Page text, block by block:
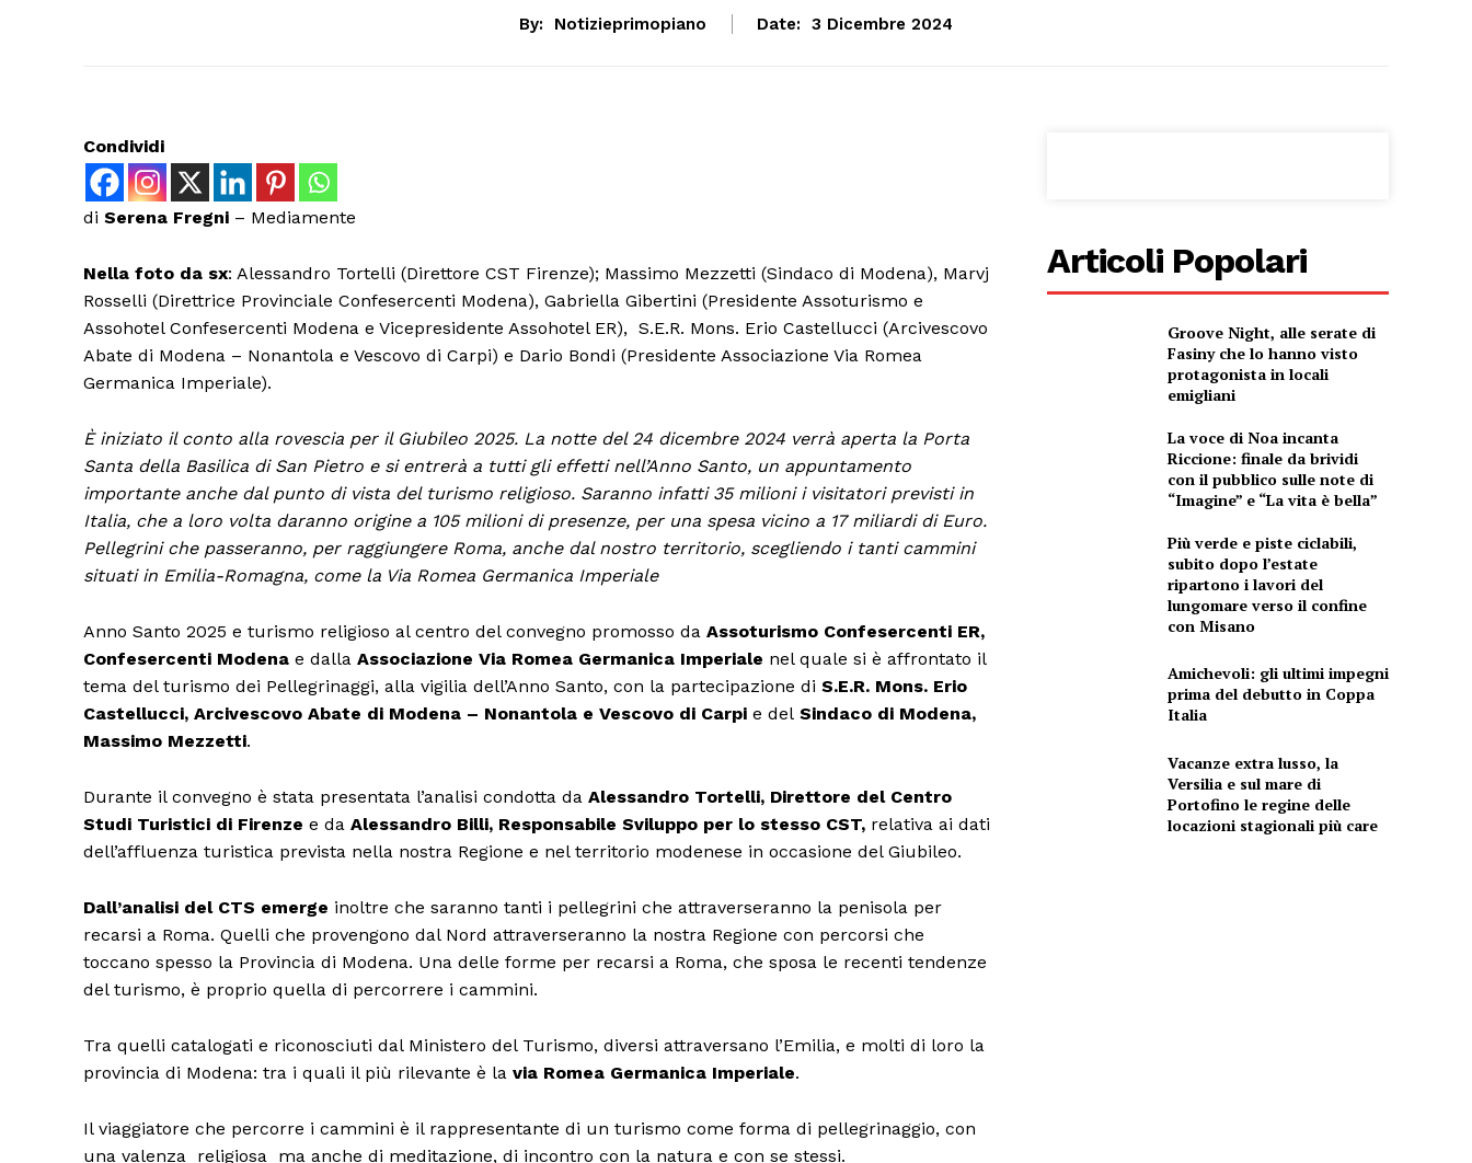
Menu
AREEINTERNE
By: Notizieprimopiano Date: 3 Dicembre 2024
Condividi
di Serena Fregni – Mediamente
Nella foto da sx: Alessandro Tortelli (Direttore CST Firenze); Massimo Mezzetti (Sindaco di Modena), Marvj
Rosselli (Direttrice Provinciale Confesercenti Modena), Gabriella Gibertini (Presidente Assoturismo e
Assohotel Confesercenti Modena e Vicepresidente Assohotel ER), S.E.R. Mons. Erio Castellucci (Arcivescovo
Abate di Modena – Nonantola e Vescovo di Carpi) e Dario Bondi (Presidente Associazione Via Romea
Germanica Imperiale).
È iniziato il conto alla rovescia per il Giubileo 2025. La notte del 24 dicembre 2024 verrà aperta la Porta
Santa della Basilica di San Pietro e si entrerà a tutti gli effetti nell’Anno Santo, un appuntamento
importante anche dal punto di vista del turismo religioso. Saranno infatti 35 milioni i visitatori previsti in
Italia, che a loro volta daranno origine a 105 milioni di presenze, per una spesa vicino a 17 miliardi di Euro.
Pellegrini che passeranno, per raggiungere Roma, anche dal nostro territorio, scegliendo i tanti cammini
situati in Emilia-Romagna, come la Via Romea Germanica Imperiale
Anno Santo 2025 e turismo religioso al centro del convegno promosso da Assoturismo Confesercenti ER,
Confesercenti Modena e dalla Associazione Via Romea Germanica Imperiale nel quale si è affrontato il
tema del turismo dei Pellegrinaggi, alla vigilia dell’Anno Santo, con la partecipazione di S.E.R. Mons. Erio
Castellucci, Arcivescovo Abate di Modena – Nonantola e Vescovo di Carpi e del Sindaco di Modena,
Massimo Mezzetti.
Durante il convegno è stata presentata l’analisi condotta da Alessandro Tortelli, Direttore del Centro
Studi Turistici di Firenze e da Alessandro Billi, Responsabile Sviluppo per lo stesso CST, relativa ai dati
dell’affluenza turistica prevista nella nostra Regione e nel territorio modenese in occasione del Giubileo.
Dall’analisi del CTS emerge inoltre che saranno tanti i pellegrini che attraverseranno la penisola per
recarsi a Roma. Quelli che provengono dal Nord attraverseranno la nostra Regione con percorsi che
toccano spesso la Provincia di Modena. Una delle forme per recarsi a Roma, che sposa le recenti tendenze
del turismo, è proprio quella di percorrere i cammini.
Tra quelli catalogati e riconosciuti dal Ministero del Turismo, diversi attraversano l’Emilia, e molti di loro la
provincia di Modena: tra i quali il più rilevante è la via Romea Germanica Imperiale.
Il viaggiatore che percorre i cammini è il rappresentante di un turismo come forma di pellegrinaggio, con
una valenza religiosa ma anche di meditazione, di incontro con la natura e con se stessi.
Articoli Popolari
Groove Night, alle serate di
Fasiny che lo hanno visto
protagonista in locali
emigliani
La voce di Noa incanta
Riccione: finale da brividi
con il pubblico sulle note di
“Imagine” e “La vita è bella”
Più verde e piste ciclabili,
subito dopo l’estate
ripartono i lavori del
lungomare verso il confine
con Misano
Amichevoli: gli ultimi impegni
prima del debutto in Coppa
Italia
Vacanze extra lusso, la
Versilia e sul mare di
Portofino le regine delle
locazioni stagionali più care